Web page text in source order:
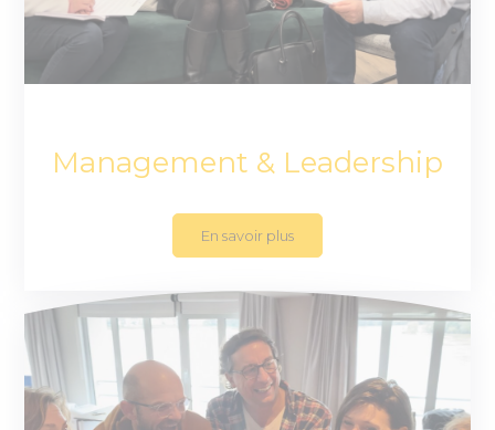
Management & Leadership
En savoir plus